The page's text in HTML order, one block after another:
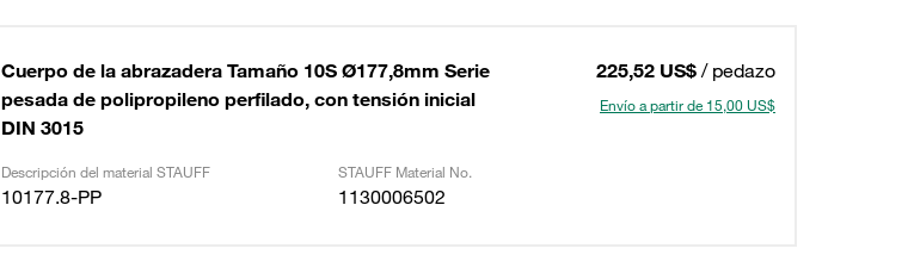
Cuerpo de la abrazadera Tamaño 10S Ø177,8mm Serie
pesada de polipropileno perfilado, con tensión inicial
DIN 3015
225,52 US$ / pedazo
Envío a partir de 15,00 US$
Descripción del material STAUFF STAUFF Material No.
10177.8-PP 1130006502